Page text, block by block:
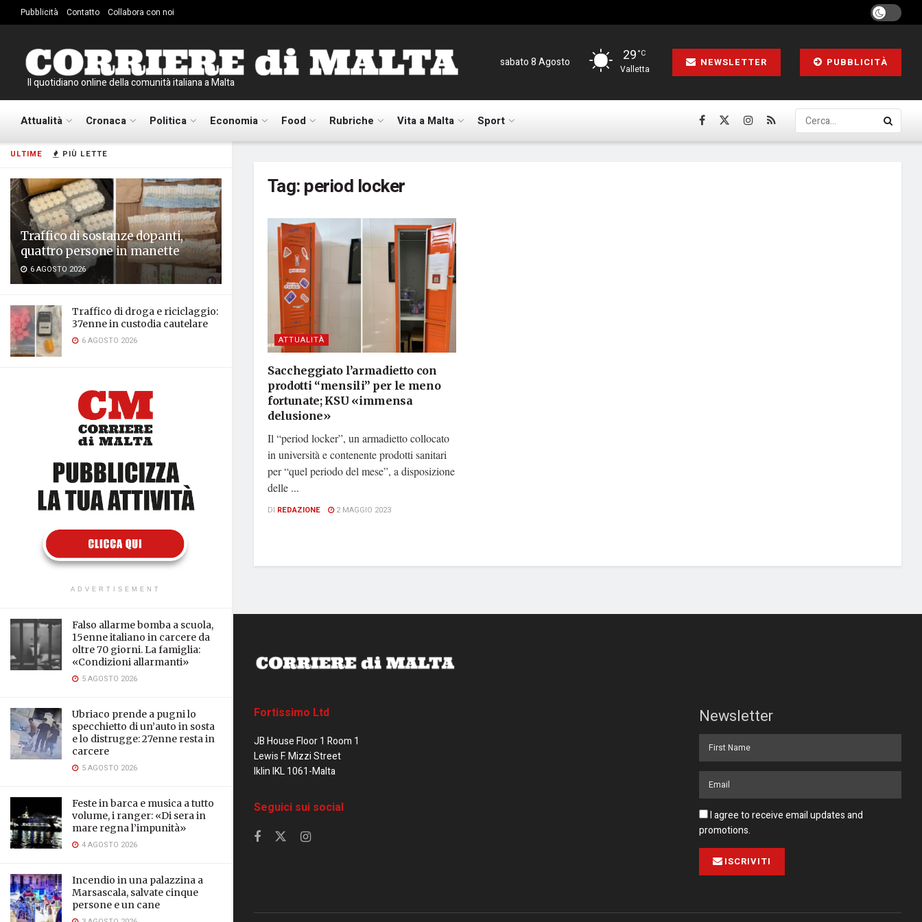
ULTIME PIÙ LETTE
Traffico di sostanze dopanti,
quattro persone in manette
6 AGOSTO 2026
Traffico di droga e riciclaggio:
37enne in custodia cautelare
6 AGOSTO 2026
ADVERTISEMENT
Falso allarme bomba a scuola,
15enne italiano in carcere da
oltre 70 giorni. La famiglia:
«Condizioni allarmanti»
5 AGOSTO 2026
Ubriaco prende a pugni lo
specchietto di un’auto in sosta
e lo distrugge: 27enne resta in
carcere
5 AGOSTO 2026
Feste in barca e musica a tutto
volume, i ranger: «Di sera in
mare regna l’impunità»
4 AGOSTO 2026
Incendio in una palazzina a
Marsascala, salvate cinque
persone e un cane
Pubblicità Contatto Collabora con noi
Il quotidiano online della comunità italiana a Malta
sabato 8 Agosto 29°C
Valletta
NEWSLETTER PUBBLICITÀ
Attualità Cronaca Politica Economia Food Rubriche Vita a Malta Sport
Tag:period locker
ATTUALITÀ
Saccheggiato l’armadietto con
prodotti “mensili” per le meno
fortunate; KSU «immensa
delusione»
Il “period locker”, un armadietto collocato
in università e contenente prodotti sanitari
per “quel periodo del mese”, a disposizione
delle ...
DI REDAZIONE 2 MAGGIO 2023
Fortissimo Ltd
JB House Floor 1 Room 1
Lewis F. Mizzi Street
Iklin IKL 1061-Malta
Seguici sui social
Newsletter
I agree to receive email updates and
promotions.
ISCRIVITI